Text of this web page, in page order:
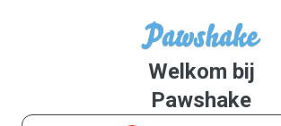
Welkom bij
Pawshake